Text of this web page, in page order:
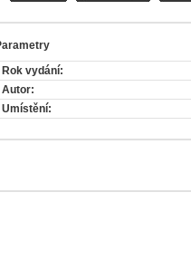
Rok vydání:
Autor:
Umístění: